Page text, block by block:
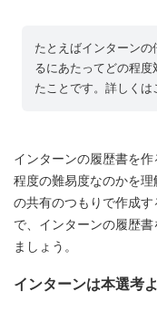
たとえばインターン
るにあたってどの程度
たことです。詳しくは
インターンの履歴書を
程度の難易度なのかを
の共有のつもりで作成
で、インターンの履歴
ましょう。
インターンは本選考